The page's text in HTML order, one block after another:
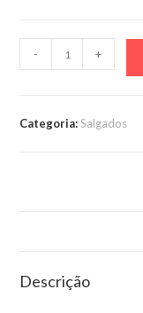
de
- +
Categoria:Salgados
Descrição